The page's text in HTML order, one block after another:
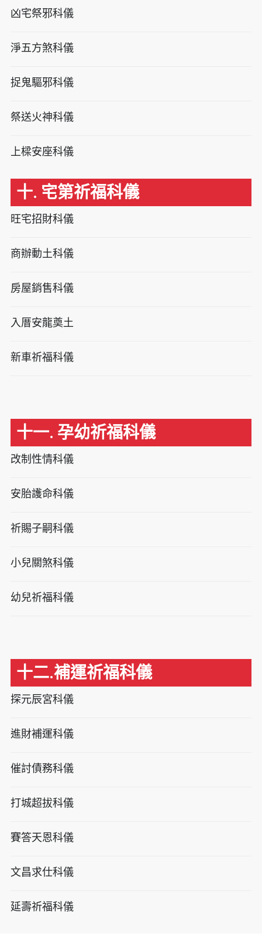
凶宅祭邪科儀
淨五方煞科儀
捉鬼驅邪科儀
祭送火神科儀
上樑安座科儀
十. 宅第祈福科儀
旺宅招財科儀
商辦動土科儀
房屋銷售科儀
入厝安龍奠土
新車祈福科儀
十一. 孕幼祈福科儀
改制性情科儀
安胎護命科儀
祈賜子嗣科儀
小兒關煞科儀
幼兒祈福科儀
十二.補運祈福科儀
探元辰宮科儀
進財補運科儀
催討債務科儀
打城超拔科儀
賽答天恩科儀
文昌求仕科儀
延壽祈福科儀